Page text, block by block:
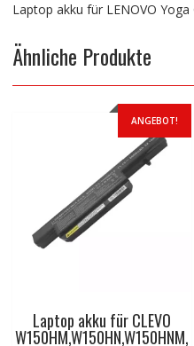
Laptop akku für LENOVO Yoga
Ähnliche Produkte
ANGEBOT!
Laptop akku für CLEVO
W150HM,W150HN,W150HNM,